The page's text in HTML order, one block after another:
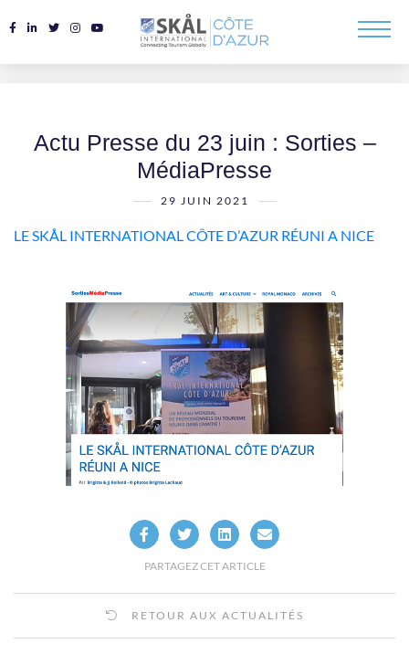
Actu Presse du 23 juin : Sorties –
MédiaPresse
29 JUIN 2021
LE SKÅL INTERNATIONAL CÔTE D’AZUR RÉUNI A NICE
PARTAGEZ CET ARTICLE
RETOUR AUX ACTUALITÉS